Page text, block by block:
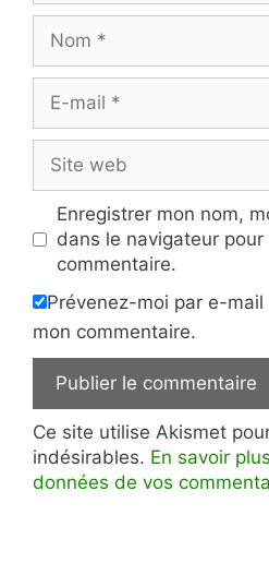
mail
web
Enregistrer mon nom,
dans le navigateur pour
commentaire.
Prévenez-moi par e-
mon commentaire.
Ce site utilise Akismet
indésirables. En savoir
données de vos